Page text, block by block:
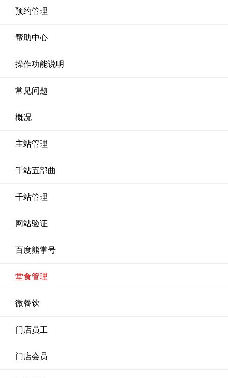
预约管理
帮助中心
操作功能说明
常见问题
概况
主站管理
千站五部曲
千站管理
网站验证
百度熊掌号
堂食管理
微餐饮
门店员工
门店会员